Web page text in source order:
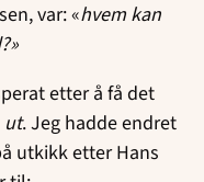
var: «hvem kan
etter å få det
ut. Jeg hadde endret
utkikk etter Hans